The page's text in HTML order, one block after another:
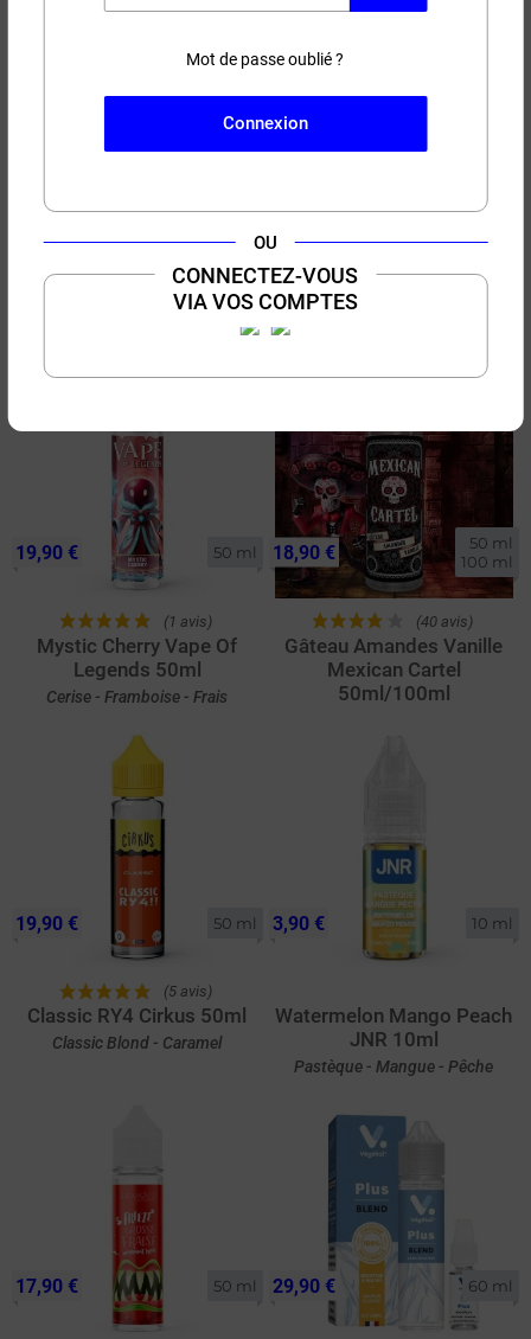
Mot de passe oublié ?
Connexion
OU
CONNECTEZ-VOUS
VIA VOS COMPTES
Salt Le Pod liquide by
PULP 10ml
50ml/100ml
Nectarine - Pêche - Abricot
50 ml
(1 avis)
Mystic Cherry Vape Of
Legends 50ml
Cerise - Framboise - Frais
19,90 €
50 ml
100 ml
(40 avis)
Gâteau Amandes Vanille
Mexican Cartel
50ml/100ml
18,90 €
50 ml
(5 avis)
Classic RY4 Cirkus 50ml
Classic Blond - Caramel
19,90 € 10 ml
Watermelon Mango Peach
JNR 10ml
Pastèque - Mangue - Pêche
3,90 €
50 ml
17,90 € 60 ml
29,90 €